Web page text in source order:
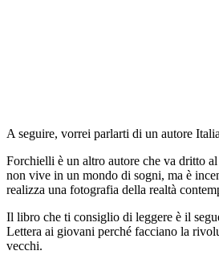
A seguire, vorrei parlarti di un autore
Forchielli è un altro autore che va dritto
non vive in un mondo di sogni, ma è
realizza una fotografia della realtà
Il libro che ti consiglio di leggere è il
Lettera ai giovani perché facciano la
vecchi.